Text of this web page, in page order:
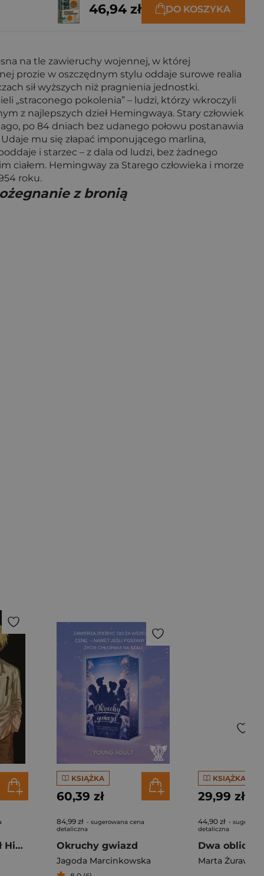
46,94 zł DO KOSZYKA
na tle zawieruchy wojennej, w której
prozie w oszczędnym stylu oddaje surowe realia
sił wyższych niż pragnienia jednostki.
„straconego pokolenia” – ludzi, którzy wkroczyli
z najlepszych dzieł Hemingwaya. Stary człowiek
po 84 dniach bez udanego połowu postanawia
mu się złapać imponującego marlina,
i starzec – z dala od ludzi, bez żadnego
ciałem. Hemingway za Starego człowieka i morze
roku.
z bronią
Lato, kiedy umarł Hikaru. Tom 7
KSIĄŻKA
60,39 zł
84,99 zł - sugerowana cena
detaliczna
Okruchy gwiazd
Jagoda Marcinkowska
KSIĄŻKA
29,99 zł
44,90 zł -
detaliczna
Dwa oblicza
Marta Żurawska